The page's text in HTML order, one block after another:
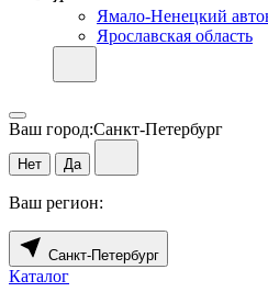
Ямало-Ненецкий
Ярославская область
Ваш город:Санкт-Петербург
Нет Да
Ваш регион:
Санкт-Петербург
Каталог